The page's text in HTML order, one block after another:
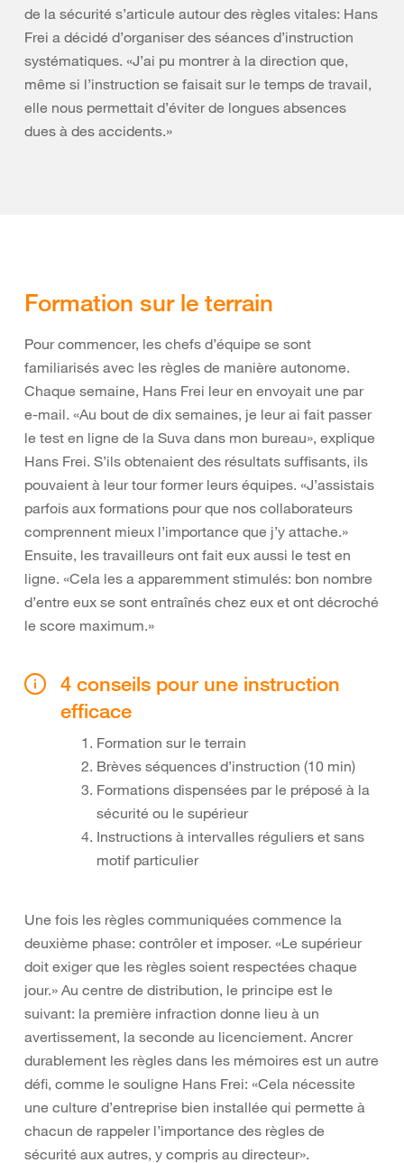
de la sécurité s’articule autour des règles vitales: Hans
Frei a décidé d’organiser des séances d’instruction
systématiques. «J’ai pu montrer à la direction que,
même si l’instruction se faisait sur le temps de travail,
elle nous permettait d’éviter de longues absences
dues à des accidents.»
Formation sur le terrain
Pour commencer, les chefs d’équipe se sont
familiarisés avec les règles de manière autonome.
Chaque semaine, Hans Frei leur en envoyait une par
e-mail. «Au bout de dix semaines, je leur ai fait passer
le test en ligne de la Suva dans mon bureau», explique
Hans Frei. S’ils obtenaient des résultats suffisants, ils
pouvaient à leur tour former leurs équipes. «J’assistais
parfois aux formations pour que nos collaborateurs
comprennent mieux l’importance que j’y attache.»
Ensuite, les travailleurs ont fait eux aussi le test en
ligne. «Cela les a apparemment stimulés: bon nombre
d’entre eux se sont entraînés chez eux et ont décroché
le score maximum.»
4 conseils pour une instruction
efficace
Formation sur le terrain
Brèves séquences d’instruction (10 min)
Formations dispensées par le préposé à la
sécurité ou le supérieur
Instructions à intervalles réguliers et sans
motif particulier
Une fois les règles communiquées commence la
deuxième phase: contrôler et imposer. «Le supérieur
doit exiger que les règles soient respectées chaque
jour.» Au centre de distribution, le principe est le
suivant: la première infraction donne lieu à un
avertissement, la seconde au licenciement. Ancrer
durablement les règles dans les mémoires est un autre
défi, comme le souligne Hans Frei: «Cela nécessite
une culture d’entreprise bien installée qui permette à
chacun de rappeler l’importance des règles de
sécurité aux autres, y compris au directeur».